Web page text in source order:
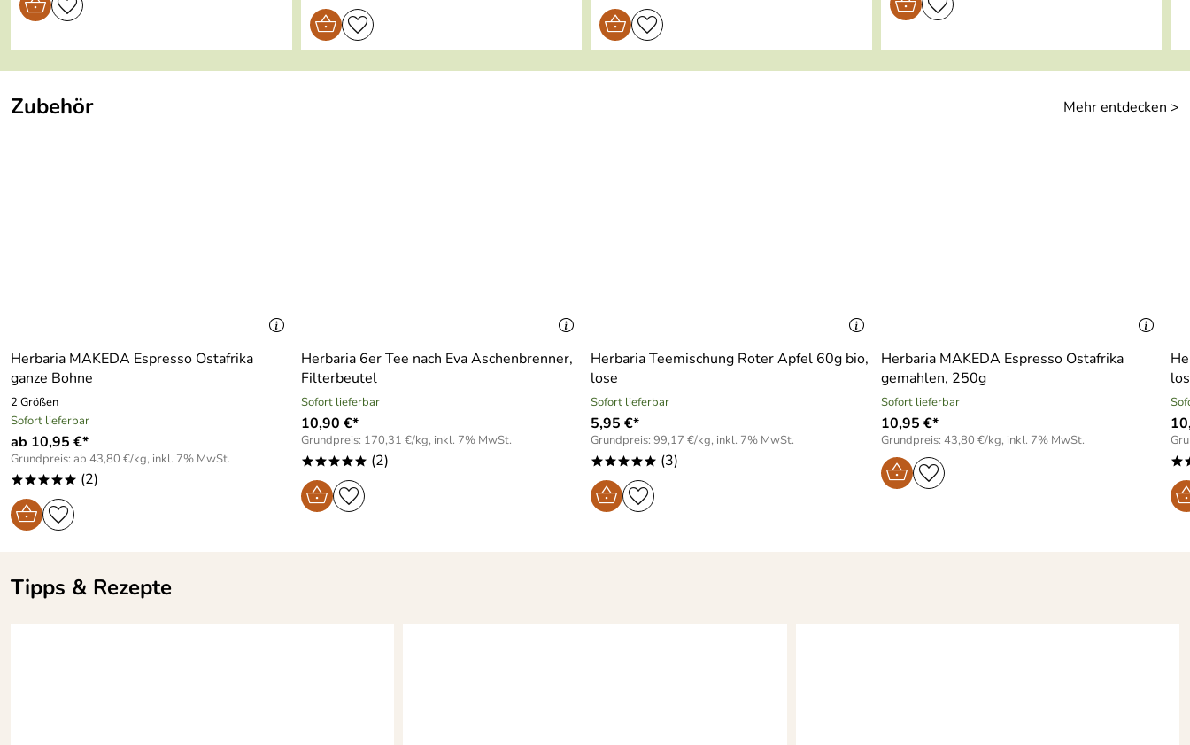
Zubehör Mehr entdecken >
Herbaria MAKEDA Espresso Ostafrika
ganze Bohne
2 Größen
Sofort lieferbar
ab 10,95 €*
Grundpreis: ab 43,80 €/kg, inkl. 7% MwSt.
***** (2)
Herbaria 6er Tee nach Eva Aschenbrenner,
Filterbeutel
Sofort lieferbar
10,90 €*
Grundpreis: 170,31 €/kg, inkl. 7% MwSt.
***** (2)
Herbaria Teemischung Roter Apfel 60g bio,
lose
Sofort lieferbar
5,95 €*
Grundpreis: 99,17 €/kg, inkl. 7% MwSt.
***** (3)
Herbaria MAKEDA Espresso Ostafrika
gemahlen, 250g
Sofort lieferbar
10,95 €*
Grundpreis: 43,80 €/kg, inkl. 7% MwSt.
Tipps & Rezepte